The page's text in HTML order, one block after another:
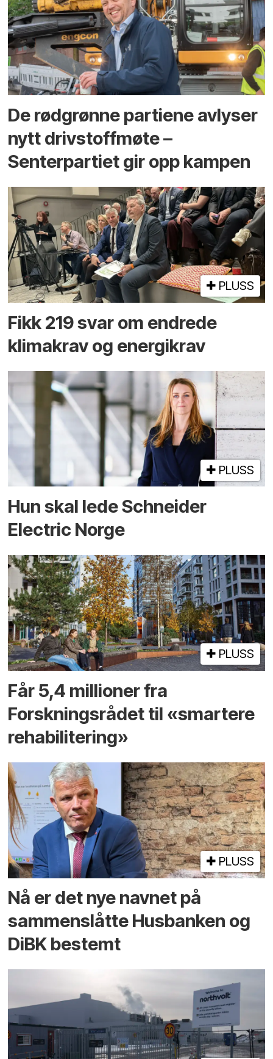
De rødgrønne partiene avlyser
nytt drivstoffmøte –
Senterpartiet gir opp kampen
PLUSS
Fikk 219 svar om endrede
klimakrav og energikrav
PLUSS
Hun skal lede Schneider
Electric Norge
PLUSS
Får 5,4 millioner fra
Forskningsrådet til «smartere
rehabilitering»
PLUSS
Nå er det nye navnet på
sammenslåtte Husbanken og
DiBK bestemt